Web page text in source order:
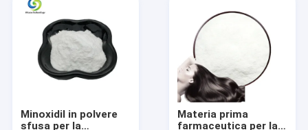
Minoxidil in polvere
sfusa per la
Materia prima
farmaceutica per la